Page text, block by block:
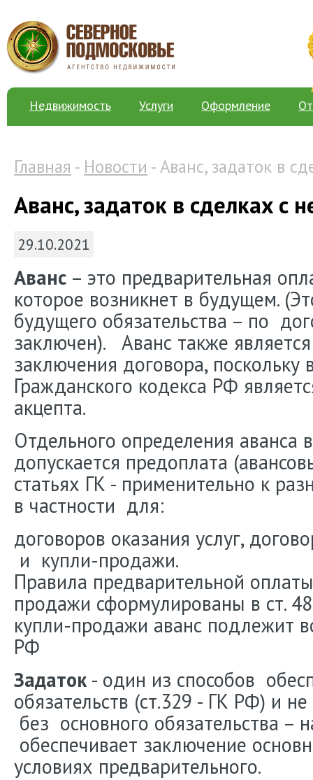
Недвижимость Услуги Оформление
Главная - Новости - Аванс, задаток в
Аванс, задаток в сделках с
29.10.2021
Аванс – это предварительная
которое возникнет в будущем.
будущего обязательства – по
заключен). Аванс также
заключения договора, поскольку
Гражданского кодекса РФ
акцепта.
Отдельного определения аванса
допускается предоплата
статьях ГК - применительно к
в частности для:
договоров оказания услуг,
и купли-продажи.
Правила предварительной
продажи сформулированы в ст.
купли-продажи аванс подлежит
РФ
Задаток- один из способов
обязательств (ст.329 - ГК РФ) и
без основного обязательства –
обеспечивает заключение
условиях предварительного.